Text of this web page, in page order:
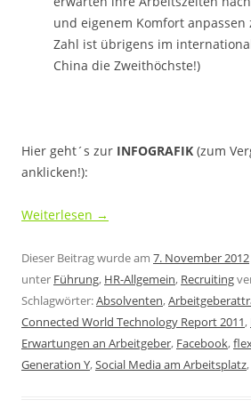
und eigenem Komfort anpassen
Zahl ist übrigens im
China die Zweithöchste!)
Hier geht´s zur INFOGRAFIK (zum
anklicken!):
Weiterlesen →
Dieser Beitrag wurde am 7. November 2012
unter Führung, HR-Allgemein, Recruiting
Schlagwörter:Absolventen,
Connected World Technology Report 2011,
Erwartungen an Arbeitgeber, Facebook,
Generation Y,Social Media am Arbeitsplatz,